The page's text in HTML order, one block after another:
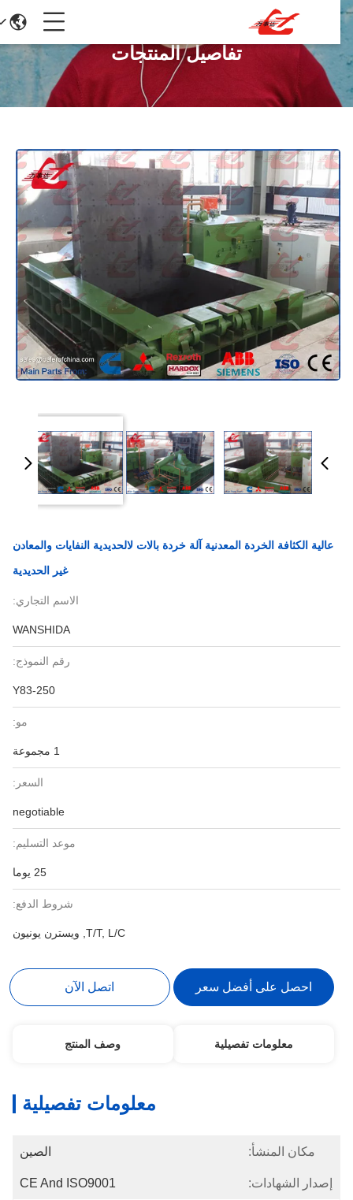
تفاصيل المنتجات
عالية الكثافة الخردة المعدنية آلة خردة بالات لالحديدية النفايات والمعادن
غير الحديدية
الاسم التجاري:
WANSHIDA
رقم النموذج:
Y83-250
مو:
السعر:
negotiable
موعد التسليم:
25 يوما
شروط الدفع:
T/T, L/C, ويسترن يونيون
احصل على أفضل سعر اتصل الآن
معلومات تفصيلية وصف المنتج
معلومات تفصيلية
مكان المنشأ: الصين
إصدار الشهادات: CE And ISO9001